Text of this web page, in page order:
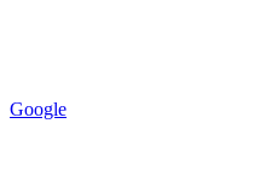
Google